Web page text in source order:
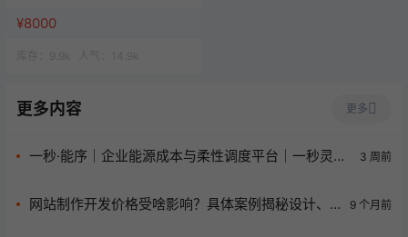
¥8000
更多内容 更多
一秒·能序｜企业能源成本与柔性调度平台｜一秒灵感
3 周前
网站制作开发价格受啥影响？具体案例揭秘设计、
9 个月前